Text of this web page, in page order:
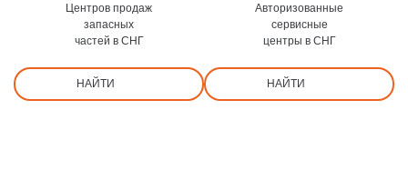
Центров продаж
запасных
частей в СНГ
НАЙТИ
Авторизованные
сервисные
центры в СНГ
НАЙТИ